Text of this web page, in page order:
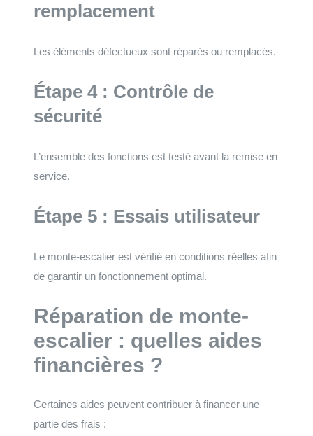
remplacement
Les éléments défectueux sont réparés ou remplacés.
Étape 4 : Contrôle de
sécurité
L’ensemble des fonctions est testé avant la remise en
service.
Étape 5 : Essais utilisateur
Le monte-escalier est vérifié en conditions réelles afin
de garantir un fonctionnement optimal.
Réparation de monte-
escalier : quelles aides
financières ?
Certaines aides peuvent contribuer à financer une
partie des frais :